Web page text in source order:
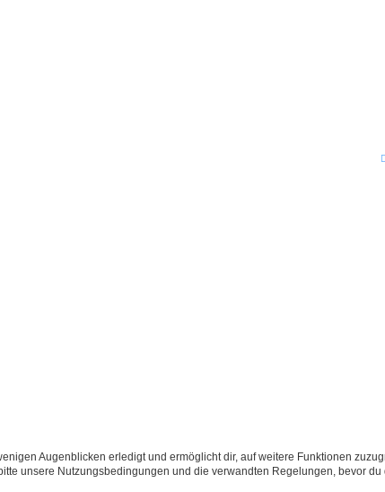
Augenblicken erledigt und ermöglicht dir, auf weitere Funktionen
unsere Nutzungsbedingungen und die verwandten Regelungen, bevor du